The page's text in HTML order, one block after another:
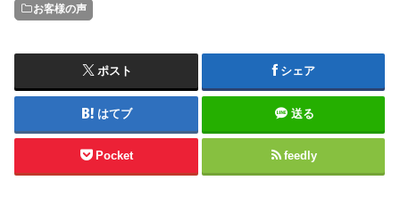
お客様の声
ポスト シェア
はてブ 送る
Pocket feedly